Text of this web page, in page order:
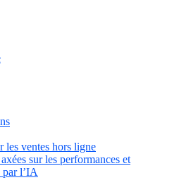
les ventes hors ligne
sur les performances et
par l’IA